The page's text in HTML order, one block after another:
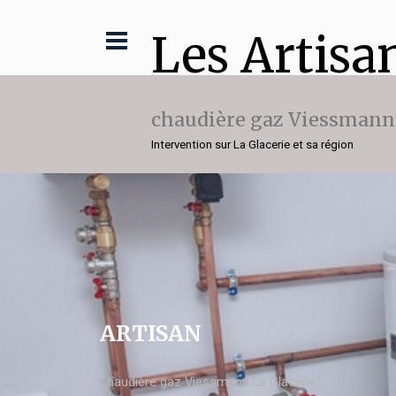
Les
chaudière gaz Viessmann
Intervention sur La Glacerie et sa région
ARTISAN
chaudière gaz Viessmann La Glacerie